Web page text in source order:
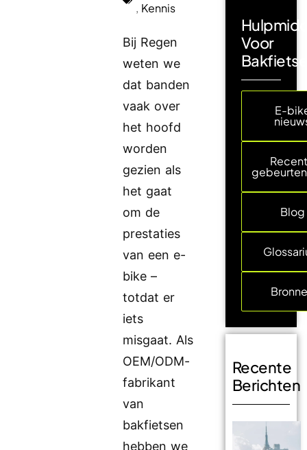
, Kennis
Bij Regen
weten we
dat banden
vaak over
het hoofd
worden
gezien als
het gaat
om de
prestaties
van een e-
bike –
totdat er
iets
misgaat. Als
OEM/ODM-
fabrikant
van
bakfietsen
hebben we
Voor
E-
Blog
Recente
Berichten